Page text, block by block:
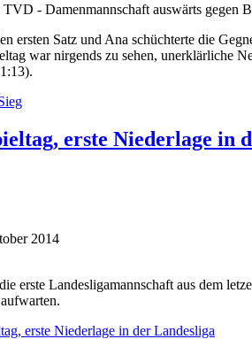
- Damenmannschaft auswärts
ersten Satz und Ana schüchterte die
war nirgends zu sehen, unerklärliche
erste Niederlage in
2014
erste Landesligamannschaft aus dem
erste Niederlage in der Landesliga